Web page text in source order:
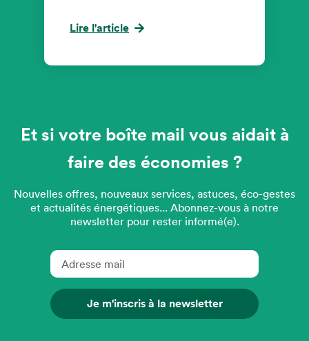
Lire l'article
Et si votre boîte mail vous aidait à
faire des économies ?
Nouvelles offres, nouveaux services, astuces, éco-gestes
et actualités énergétiques... Abonnez-vous à notre
newsletter pour rester informé(e).
Je m'inscris à la newsletter